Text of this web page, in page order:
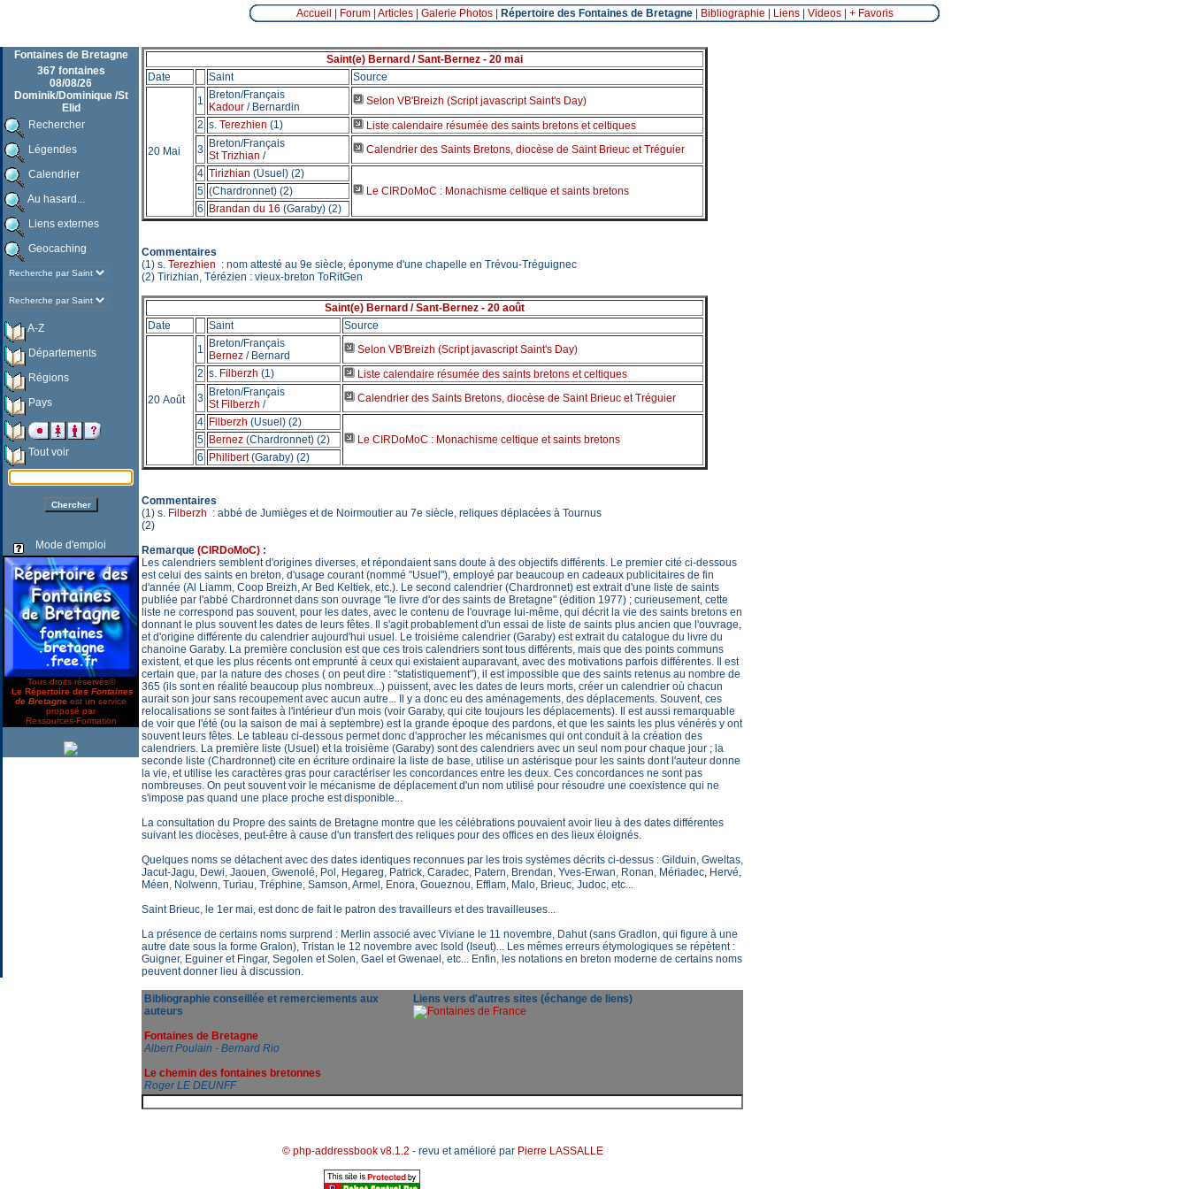
Accueil Forum| Articles| Galerie Photos| Répertoire des Fontaines de Bretagne| Bibliographie Liens| Videos| + Favoris
Fontaines de Bretagne
367 fontaines
08/08/26
Dominik/Dominique /St
Elid
Rechercher
Légendes
Calendrier
Au hasard...
Liens externes
Geocaching
A-Z
Départements
Régions
Pays
Tout voir
Mode d'emploi
Tous droits réservés©
Le Répertoire des Fontaines
de Bretagne est un service
proposé par
Ressources-Formation
Saint(e) Bernard / Sant-Bernez - 20 mai
Date
Saint Source
20 Mai
1
Breton/Français
Kadour / Bernardin
Selon VB'Breizh (Script javascript Saint's Day)
2 s. Terezhien (1)
Liste calendaire résumée des saints bretons et celtiques
3
Breton/Français
St Trizhian /
Calendrier des Saints Bretons, diocèse de Saint Brieuc et Tréguier
4 Tirizhian (Usuel) (2)
Le CIRDoMoC : Monachisme celtique et saints bretons
5 (Chardronnet) (2)
6
Brandan du 16 (Garaby) (2)
Commentaires
(1) s. Terezhien : nom attesté au 9e siècle, éponyme d'une chapelle en Trévou-Tréguignec
(2) Tirizhian, Térézien : vieux-breton ToRitGen
Saint(e) Bernard / Sant-Bernez - 20 août
Date
Saint Source
20 Août
1
Breton/Français
Bernez / Bernard
Selon VB'Breizh (Script javascript Saint's Day)
2 s. Filberzh (1)
Liste calendaire résumée des saints bretons et celtiques
3
Breton/Français
St Filberzh /
Calendrier des Saints Bretons, diocèse de Saint Brieuc et Tréguier
4 Filberzh (Usuel) (2)
Le CIRDoMoC : Monachisme celtique et saints bretons
5 Bernez (Chardronnet) (2)
6
Philibert(Garaby) (2)
Commentaires
(1) s. Filberzh : abbé de Jumièges et de Noirmoutier au 7e siècle, reliques déplacées à Tournus
(2)
Remarque (CIRDoMoC) :
Les calendriers semblent d'origines diverses, et répondaient sans doute à des objectifs différents. Le premier cité ci-dessous
est celui des saints en breton, d'usage courant (nommé "Usuel"), employé par beaucoup en cadeaux publicitaires de fin
d'année (Al Liamm, Coop Breizh, Ar Bed Keltiek, etc.). Le second calendrier (Chardronnet) est extrait d'une liste de saints
publiée par l'abbé Chardronnet dans son ouvrage "le livre d'or des saints de Bretagne" (édition 1977) ; curieusement, cette
liste ne correspond pas souvent, pour les dates, avec le contenu de l'ouvrage lui-même, qui décrit la vie des saints bretons en
donnant le plus souvent les dates de leurs fêtes. Il s'agit probablement d'un essai de liste de saints plus ancien que l'ouvrage,
et d'origine différente du calendrier aujourd'hui usuel. Le troisième calendrier (Garaby) est extrait du catalogue du livre du
chanoine Garaby. La première conclusion est que ces trois calendriers sont tous différents, mais que des points communs
existent, et que les plus récents ont emprunté à ceux qui existaient auparavant, avec des motivations parfois différentes. Il est
certain que, par la nature des choses ( on peut dire : "statistiquement"), il est impossible que des saints retenus au nombre de
365 (ils sont en réalité beaucoup plus nombreux...) puissent, avec les dates de leurs morts, créer un calendrier où chacun
aurait son jour sans recoupement avec aucun autre... Il y a donc eu des aménagements, des déplacements. Souvent, ces
relocalisations se sont faites à l'intérieur d'un mois (voir Garaby, qui cite toujours les déplacements). Il est aussi remarquable
de voir que l'été (ou la saison de mai à septembre) est la grande époque des pardons, et que les saints les plus vénérés y ont
souvent leurs fêtes. Le tableau ci-dessous permet donc d'approcher les mécanismes qui ont conduit à la création des
calendriers. La première liste (Usuel) et la troisième (Garaby) sont des calendriers avec un seul nom pour chaque jour ; la
seconde liste (Chardronnet) cite en écriture ordinaire la liste de base, utilise un astérisque pour les saints dont l'auteur donne
la vie, et utilise les caractères gras pour caractériser les concordances entre les deux. Ces concordances ne sont pas
nombreuses. On peut souvent voir le mécanisme de déplacement d'un nom utilisé pour résoudre une coexistence qui ne
s'impose pas quand une place proche est disponible...
La consultation du Propre des saints de Bretagne montre que les célébrations pouvaient avoir lieu à des dates différentes
suivant les diocèses, peut-être à cause d'un transfert des reliques pour des offices en des lieux éloignés.
Quelques noms se détachent avec des dates identiques reconnues par les trois systèmes décrits ci-dessus : Gilduin, Gweltas,
Jacut-Jagu, Dewi, Jaouen, Gwenolé, Pol, Hegareg, Patrick, Caradec, Patern, Brendan, Yves-Erwan, Ronan, Mériadec, Hervé,
Méen, Nolwenn, Turiau, Tréphine, Samson, Armel, Enora, Goueznou, Efflam, Malo, Brieuc, Judoc, etc...
Saint Brieuc, le 1er mai, est donc de fait le patron des travailleurs et des travailleuses...
La présence de certains noms surprend : Merlin associé avec Viviane le 11 novembre, Dahut (sans Gradlon, qui figure à une
autre date sous la forme Gralon), Tristan le 12 novembre avec Isold (Iseut)... Les mêmes erreurs étymologiques se répètent :
Guigner, Eguiner et Fingar, Segolen et Solen, Gael et Gwenael, etc... Enfin, les notations en breton moderne de certains noms
peuvent donner lieu à discussion.
Bibliographie conseillée et remerciements aux
auteurs
Fontaines de Bretagne
Albert Poulain - Bernard Rio
Le chemin des fontaines bretonnes
Roger LE DEUNFF
Liens vers d'autres sites (échange de liens)
© php-addressbook v8.1.2 - revu et amélioré par Pierre LASSALLE